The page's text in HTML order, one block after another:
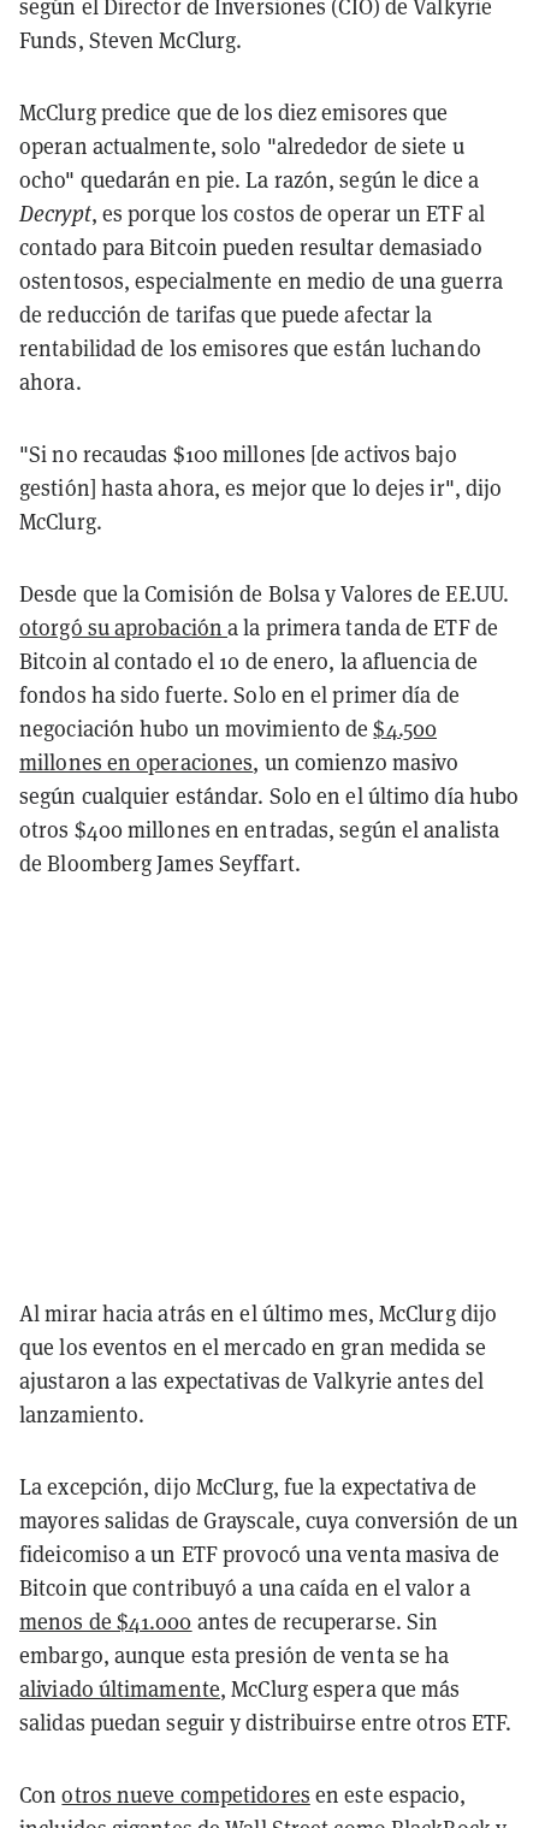
según el Director de Inversiones (CIO) de Valkyrie
Funds, Steven McClurg.
McClurg predice que de los diez emisores que
operan actualmente, solo "alrededor de siete u
ocho" quedarán en pie. La razón, según le dice a
Decrypt, es porque los costos de operar un ETF al
contado para Bitcoin pueden resultar demasiado
ostentosos, especialmente en medio de una guerra
de reducción de tarifas que puede afectar la
rentabilidad de los emisores que están luchando
ahora.
"Si no recaudas $100 millones [de activos bajo
gestión] hasta ahora, es mejor que lo dejes ir", dijo
McClurg.
Desde que la Comisión de Bolsa y Valores de EE.UU.
otorgó su aprobacióna la primera tanda de ETF de
Bitcoin al contado el 10 de enero, la afluencia de
fondos ha sido fuerte. Solo en el primer día de
negociación hubo un movimiento de$4.500
millones en operaciones, un comienzo masivo
según cualquier estándar. Solo en el último día hubo
otros $400 millones en entradas, según el analista
de Bloomberg James Seyffart.
Al mirar hacia atrás en el último mes, McClurg dijo
que los eventos en el mercado en gran medida se
ajustaron a las expectativas de Valkyrie antes del
lanzamiento.
La excepción, dijo McClurg, fue la expectativa de
mayores salidas de Grayscale, cuya conversión de un
fideicomiso a un ETF provocó una venta masiva de
Bitcoin que contribuyó a una caída en el valor a
menos de $41.000 antes de recuperarse. Sin
embargo, aunque esta presión de venta se ha
aliviado últimamente, McClurg espera que más
salidas puedan seguir y distribuirse entre otros ETF.
Conotros nueve competidores en este espacio,